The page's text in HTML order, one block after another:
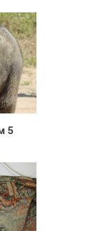
1 120
5